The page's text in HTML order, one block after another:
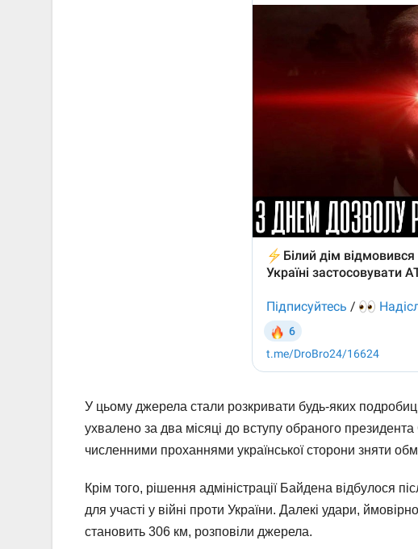
У цьому джерела стали розкривати будь-яких
ухвалено за два місяці до вступу обраного
численними проханнями української сторони зняти
Крім того, рішення адміністрації Байдена відбулося
для участі у війні проти України. Далекі удари,
становить 306 км, розповіли джерела.